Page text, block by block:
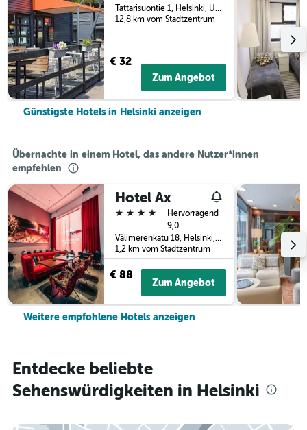
Tattarisuontie 1, Helsinki, Uusimaa, Finnland
12,8 km vom Stadtzentrum
€ 32
Zum Angebot
Günstigste Hotels in Helsinki anzeigen
Übernachte in einem Hotel, das andere Nutzer*innen
empfehlen
Hotel Ax
4 Sterne
Hervorragend
9,0
Välimerenkatu 18, Helsinki, Uusimaa, Finnland
1,2 km vom Stadtzentrum
€ 88
Zum Angebot
Weitere empfohlene Hotels anzeigen
Entdecke beliebte
Sehenswürdigkeiten in Helsinki